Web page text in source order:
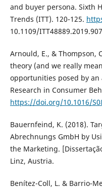
and buyer persona. Sixth
Trends (ITT). 120-125.
10.1109/
Arnould, E., & Thompson,
theory (and we really
opportunities posed by
Research in Consumer
https://doi.org/10.1016/
Bauernfeind, K. (2018).
Abrechnungs GmbH by
the Marketing.
Linz, Austria.
Benítez-Coll, L. & Barrio-